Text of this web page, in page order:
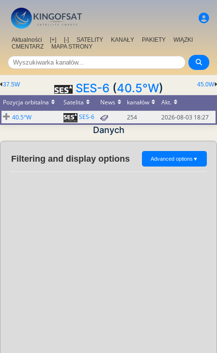
Aktualności [+] [-] SATELITY KANAŁY PAKIETY
WIĄZKI
CMENTARZ
MAPA STRONY
45.0W
37.5W SES-6 (40.5°W)
Pozycja orbitalna Satelita News kanałów
Akt.
40.5°W
SES-6 254 2026-08-03 18:27
Danych
Filtering and display options Advanced options ▼